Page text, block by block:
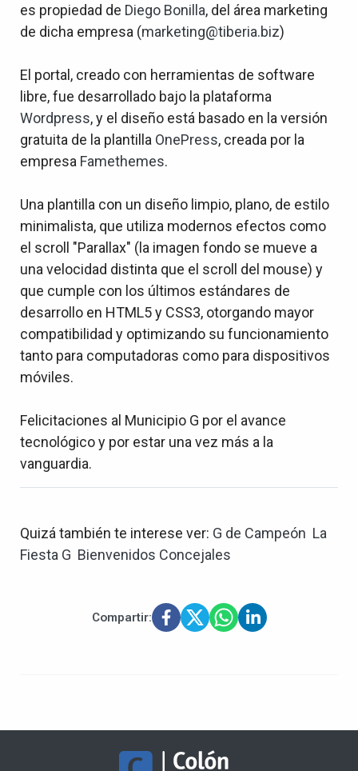
es propiedad de Diego Bonilla, del área marketing
de dicha empresa (marketing@tiberia.biz)
El portal, creado con herramientas de software
libre, fue desarrollado bajo la plataforma
Wordpress, y el diseño está basado en la versión
gratuita de la plantilla OnePress, creada por la
empresa Famethemes.
Una plantilla con un diseño limpio, plano, de estilo
minimalista, que utiliza modernos efectos como
el scroll "Parallax" (la imagen fondo se mueve a
una velocidad distinta que el scroll del mouse) y
que cumple con los últimos estándares de
desarrollo en HTML5 y CSS3, otorgando mayor
compatibilidad y optimizando su funcionamiento
tanto para computadoras como para dispositivos
móviles.
Felicitaciones al Municipio G por el avance
tecnológico y por estar una vez más a la
vanguardia.
Quizá también te interese ver: G de Campeón La
Fiesta G Bienvenidos Concejales
Compartir: